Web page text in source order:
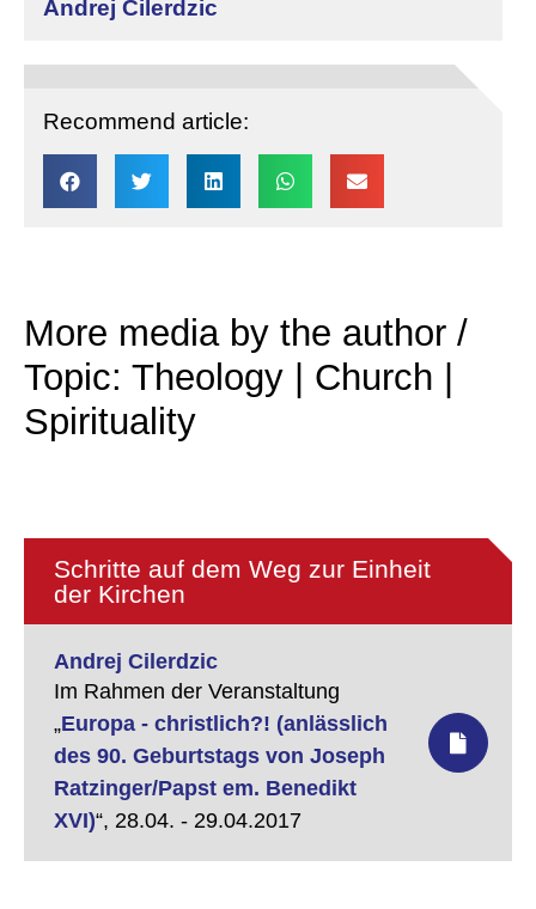
Andrej Cilerdzic
Recommend article:
More media by the author /
Topic: Theology | Church |
Spirituality
Schritte auf dem Weg zur Einheit
der Kirchen
Andrej Cilerdzic
Im Rahmen der Veranstaltung
„Europa - christlich?! (anlässlich
des 90. Geburtstags von Joseph
Ratzinger/Papst em. Benedikt
XVI)“, 28.04. - 29.04.2017